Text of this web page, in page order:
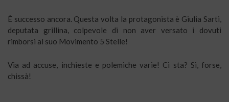
È successo ancora. Questa volta la protagonista è Giulia Sarti,
deputata grillina, colpevole di non aver versato i dovuti
rimborsi al suo Movimento 5 Stelle!
Via ad accuse, inchieste e polemiche varie! Ci sta? Sì, forse,
chissà!